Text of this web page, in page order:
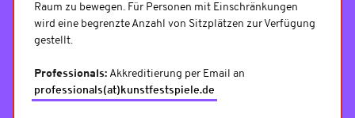
Raum zu bewegen. Für Personen mit Einschränkungen
wird eine begrenzte Anzahl von Sitzplätzen zur Verfügung
gestellt.
Professionals: Akkreditierung per Email an
professionals(at)kunstfestspiele.de